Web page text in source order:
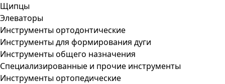
Щипцы
Элеваторы
Инструменты ортодонтические
Инструменты для формирования дуги
Инструменты общего назначения
Специализированные и прочие инструменты
Инструменты ортопедические